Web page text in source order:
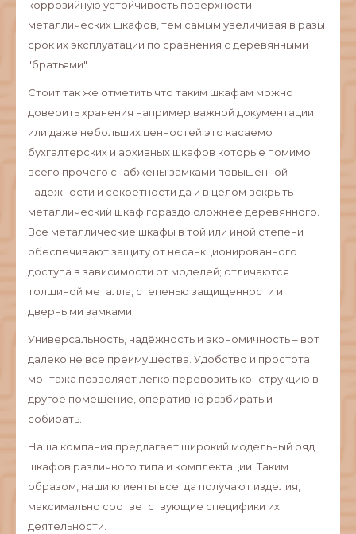
коррозийную устойчивость поверхности
металлических шкафов, тем самым увеличивая в разы
срок их эксплуатации по сравнения с деревянными
"братьями".
Стоит так же отметить что таким шкафам можно
доверить хранения например важной документации
или даже небольших ценностей это касаемо
бухгалтерских и архивных шкафов которые помимо
всего прочего снабжены замками повышенной
надежности и секретности да и в целом вскрыть
металлический шкаф гораздо сложнее деревянного.
Все металлические шкафы в той или иной степени
обеспечивают защиту от несанкционированного
доступа в зависимости от моделей; отличаются
толщиной металла, степенью защищенности и
дверными замками.
Универсальность, надёжность и экономичность – вот
далеко не все преимущества. Удобство и простота
монтажа позволяет легко перевозить конструкцию в
другое помещение, оперативно разбирать и
собирать.
Наша компания предлагает широкий модельный ряд
шкафов различного типа и комплектации. Таким
образом, наши клиенты всегда получают изделия,
максимально соответствующие специфики их
деятельности.